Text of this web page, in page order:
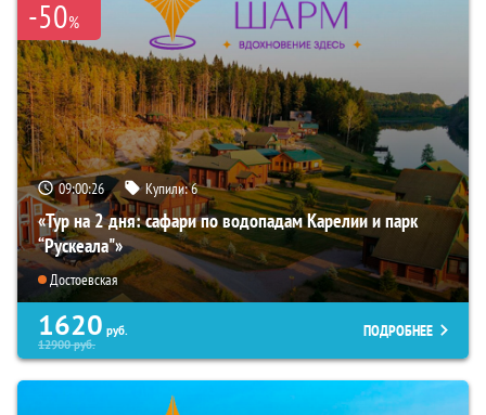
-50%
09:00:24 Купили:6
«Тур на 2 дня: сафари по водопадам Карелии и парк
“Рускеала"»
Достоевская
1620 руб.
12900руб.
ПОДРОБНЕЕ